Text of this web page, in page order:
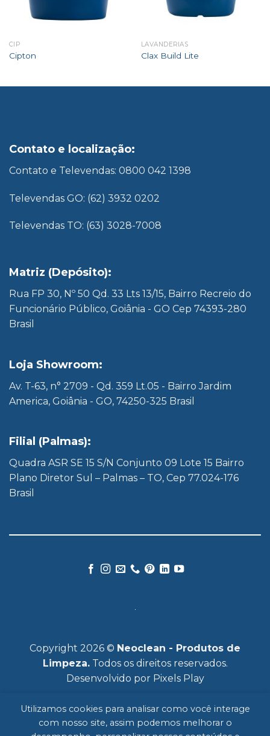
CIP
Cipton
LAVANDERIAS
Clax Build Lite
Contato e localização:
Contato e Televendas: 0800 042 1398
Televendas GO: (62) 3932 0202
Televendas TO: (63) 3028-7008
Matriz (Depósito):
Rua FP 30, Nº 50 Qd. 33 Lts 13/15, Bairro Recreio do
Funcionário Público, Goiânia - GO Cep 74393-280
Brasil
Loja Showroom:
Av. T-63, n° 2709 - Qd. 359 Lt.05 - Bairro Jardim
America, Goiânia - GO, 74250-325 Brasil
Filial (Palmas):
Quadra ASR SE 15 S/N Conjunto 09 Lote 15 Bairro
Plano Diretor Sul – Palmas – TO, Cep 77.024-176
Brasil
Copyright 2026 © Neoclean - Produtos de
Limpeza.Todos os direitos reservados.
Desenvolvido por Pixels Play
Utilizamos cookies para analisar como você interage
com nosso site, assim podemos melhorar o